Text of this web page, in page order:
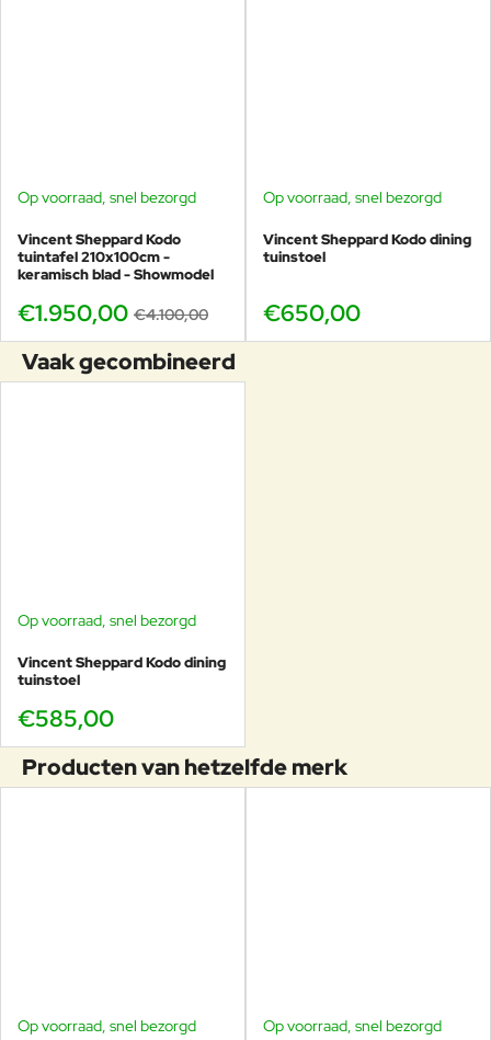
SHOWMODEL
Op voorraad, snel bezorgd
Vincent Sheppard Kodo
tuintafel 210x100cm -
keramisch blad - Showmodel
€1.950,00 €4.100,00
Op voorraad, snel bezorgd
Vincent Sheppard Kodo dining
tuinstoel
€650,00
Vaak gecombineerd
Op voorraad, snel bezorgd
Vincent Sheppard Kodo dining
tuinstoel
€585,00
Producten van hetzelfde merk
Op voorraad, snel bezorgd Op voorraad, snel bezorgd